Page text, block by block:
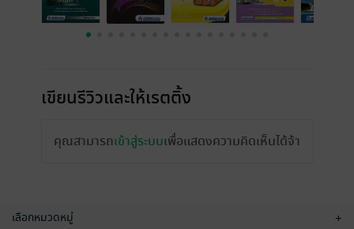
เขียนรีวิวและให้เรตติ้ง
คุณสามารถเข้าสู่ระบบเพื่อแสดงความคิดเห็นได้จ้า
เลือกหมวดหมู่ +